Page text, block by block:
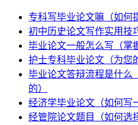
专科写毕业论文嘛（如何
初中历史论文写作实用技
毕业论文一般怎么写（掌
护士专科毕业论文（为您
毕业论文答辩流程是什么
的）
经济学毕业论文（如何写
经管院论文题目（如何选